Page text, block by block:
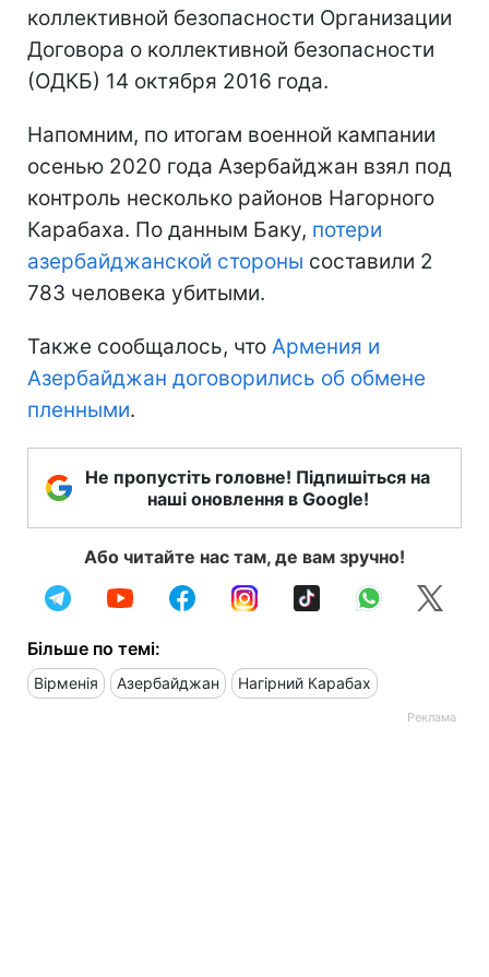
коллективной безопасности Организации
Договора о коллективной безопасности
(ОДКБ) 14 октября 2016 года.
Напомним, по итогам военной кампании
осенью 2020 года Азербайджан взял под
контроль несколько районов Нагорного
Карабаха. По данным Баку, потери
азербайджанской стороны составили 2
783 человека убитыми.
Также сообщалось, что Армения и
Азербайджан договорились об обмене
пленными.
Не пропустіть головне! Підпишіться на
наші оновлення в Google!
Або читайте нас там, де вам зручно!
Більше по темі:
Вірменія Азербайджан Нагірний Карабах